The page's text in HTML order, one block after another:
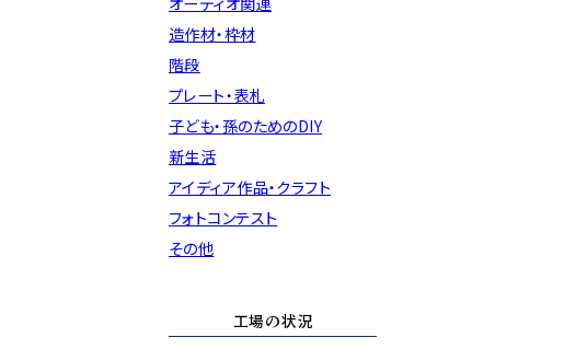
造作材・枠材
階段
プレート・表札
子ども・孫のためのDIY
新生活
アイディア作品・クラフト
フォトコンテスト
その他
工場の状況